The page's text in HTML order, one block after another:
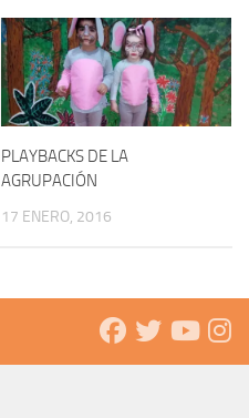
PLAYBACKS DE LA
AGRUPACIÓN
17 ENERO, 2016